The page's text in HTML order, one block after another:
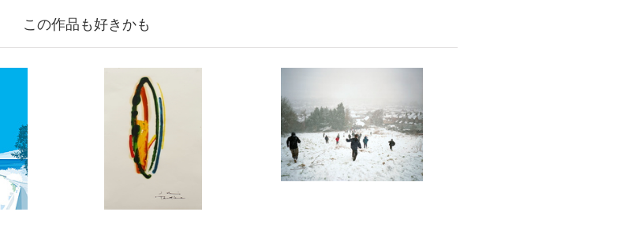
この作品も好きかも